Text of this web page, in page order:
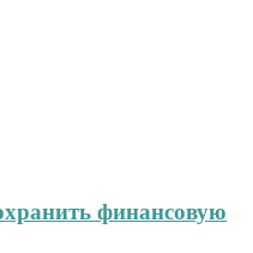
финансовую